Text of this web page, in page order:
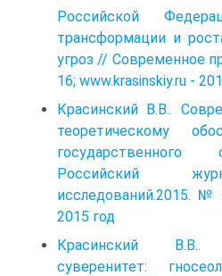
Российской
трансформации и
угроз // Современное
16; www.krasinskiy.ru -
Красинский В.В..
теоретическому
Российский
исследований.2015. №
2015 год
Красинский В.В..
суверенитет: